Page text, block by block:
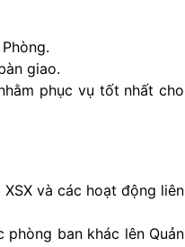
giao.
phục vụ tốt nhất cho
và các hoạt động liên
ban khác lên Quản